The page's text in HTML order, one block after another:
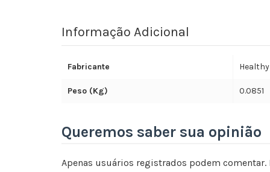
Informação Adicional
Fabricante
Peso (Kg) 0.0851
Queremos saber sua opinião
Apenas usuários registrados podem comentar.